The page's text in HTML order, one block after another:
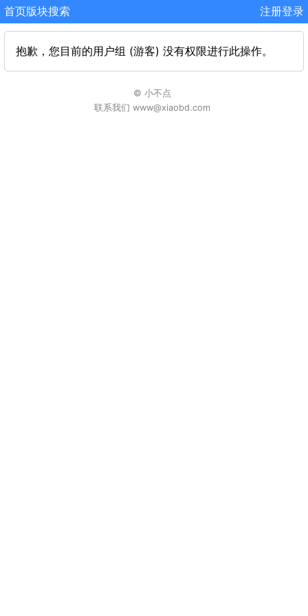
首页版块搜索 注册登录
抱歉，您目前的用户组 (游客) 没有权限进行此操作。
© 小不点
联系我们 www@xiaobd.com